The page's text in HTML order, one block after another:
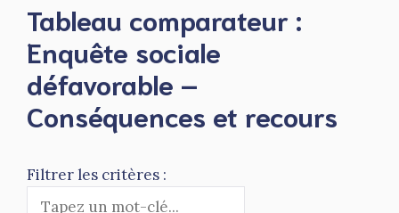
Tableau comparateur :
Enquête sociale
défavorable –
Conséquences et recours
Filtrer les critères :